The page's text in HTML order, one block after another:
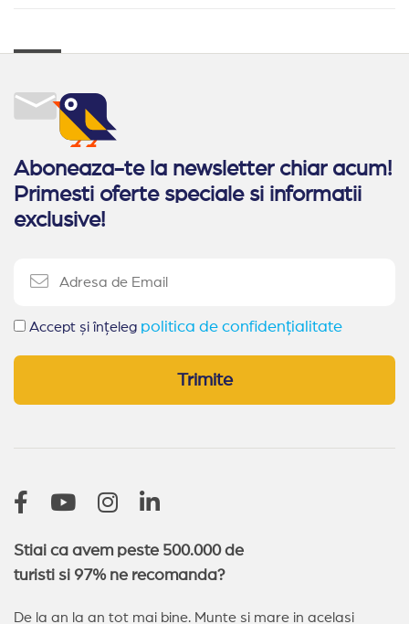
Aboneaza-te la newsletter chiar acum!
Primesti oferte speciale si informatii
exclusive!
Accept și înțeleg politica de confidențialitate
Trimite
Stiai ca avem peste 500.000 de
turisti si 97% ne recomanda?
De la an la an tot mai bine. Munte si mare in acelasi